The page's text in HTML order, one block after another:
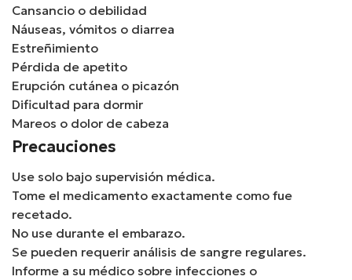
Cansancio o debilidad
Náuseas, vómitos o diarrea
Estreñimiento
Pérdida de apetito
Erupción cutánea o picazón
Dificultad para dormir
Mareos o dolor de cabeza
Precauciones
Use solo bajo supervisión médica.
Tome el medicamento exactamente como fue
recetado.
No use durante el embarazo.
Se pueden requerir análisis de sangre regulares.
Informe a su médico sobre infecciones o